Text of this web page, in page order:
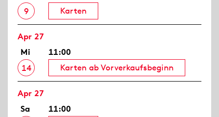
9
Karten
Apr 27
Mi
14
11:00
Karten ab Vorverkaufsbeginn
Apr 27
Sa
11:00